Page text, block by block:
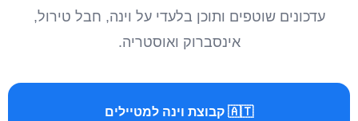
עדכונים שוטפים ותוכן בלעדי על וינה, חבל טירול,
אינסברוק ואוסטריה.
🇦🇹 קבוצת וינה למטיילים